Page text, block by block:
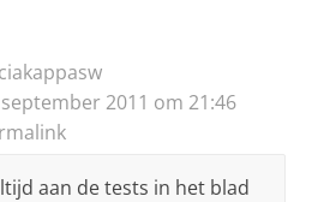
2011 om 21:46
aan de tests in het blad